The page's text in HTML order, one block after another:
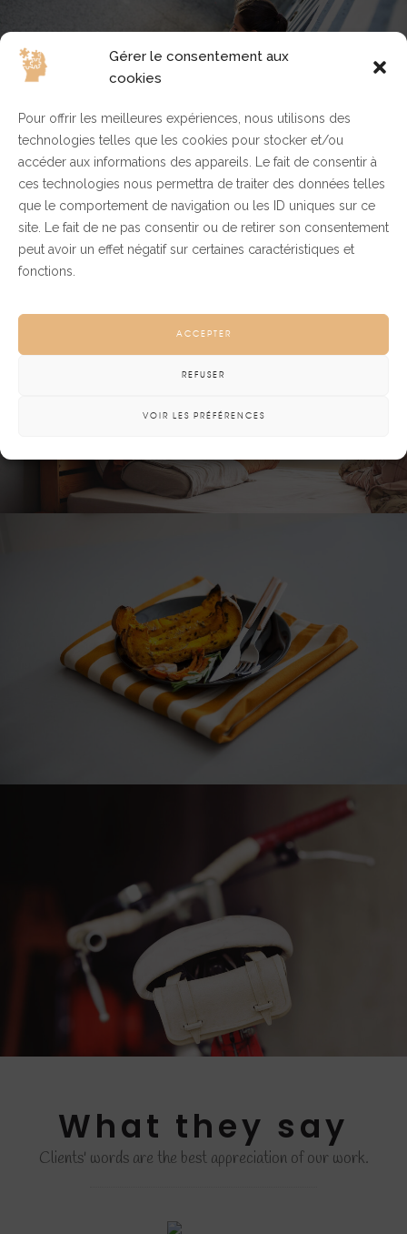
Gérer le consentement aux
cookies
Pour offrir les meilleures expériences, nous utilisons des
technologies telles que les cookies pour stocker et/ou
accéder aux informations des appareils. Le fait de consentir à
ces technologies nous permettra de traiter des données telles
que le comportement de navigation ou les ID uniques sur ce
site. Le fait de ne pas consentir ou de retirer son consentement
peut avoir un effet négatif sur certaines caractéristiques et
fonctions.
ACCEPTER
REFUSER
VOIR LES PRÉFÉRENCES
What they say
Clients' words are the best appreciation of our work.